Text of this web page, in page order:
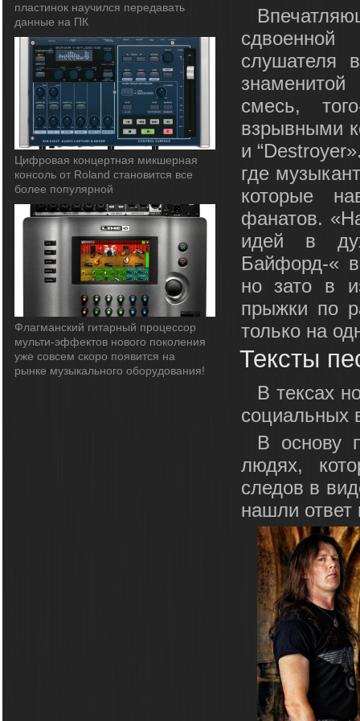
пластинок научился передавать
данные на ПК
Цифровая концертная микшерная
консоль от Roland становится все
более популярной
Флагманский гитарный процессор
мульти-эффектов нового поколения
уже совсем скоро появится на
рынке музыкального оборудования!
сдвоенной
слушателя
смесь,
взрывными
и
где
которые
фанатов.
идей в
Байфорд-«
но зато в
прыжки по
только на
Тексты
В тексах
социальных
В основу
людях,
следов в
нашли ответ